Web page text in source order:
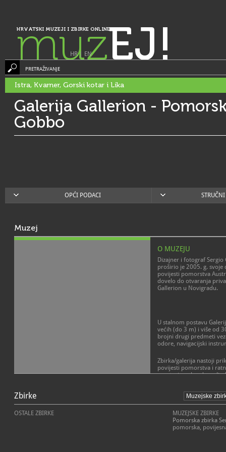
HRVATSKI MUZEJI I ZBIRKE ONLINE
muzEJ!
HR| EN
PRETRAŽIVANJE
Istra, Kvarner, Gorski kotar i Lika
Galerija Gallerion -
Gobbo
OPĆI PODACI
Muzej
O MUZEJU
Dizajner i fotograf
proširio je 2005. g. svoje
povijesti pomorstva
dovelo do otvaranja
Gallerion u Novigradu.
U stalnom postavu
većih (do 3 m) i više od
brojni drugi predmeti
odore, navigacijski
Zbirka/galerija nastoji
povijesti pomorstva i
prostorima: brodove,
bitno za nastanak
uvijek bio važno
raskrižje pomorskih i
Zbirka prati pomorsku
Zbirke
OSTALE ZBIRKE
MUZEJSKE ZBIRKE
Pomorska zbirka
pomorska,